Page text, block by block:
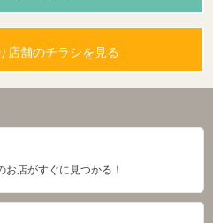
店舗のチラシを見る
店がすぐに見つかる！